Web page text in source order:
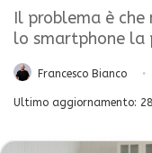
Il problema è
lo smartphone la
Francesco Bianco
Ultimo aggiornamento: